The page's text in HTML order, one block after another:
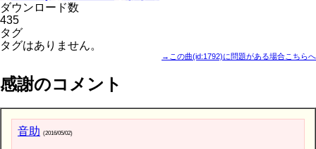
ダウンロード数
435
タグ
タグはありません。
→この曲(id:1792)に問題がある場合こちらへ
感謝のコメント
音助 (2016/05/02)